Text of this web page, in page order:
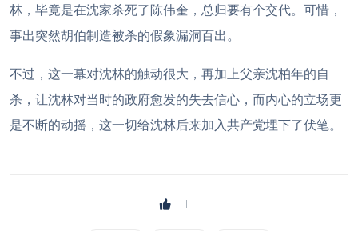
林，毕竟是在沈家杀死了陈伟奎，总归要有个交代。可惜，
事出突然胡伯制造被杀的假象漏洞百出。
不过，这一幕对沈林的触动很大，再加上父亲沈柏年的自
杀，让沈林对当时的政府愈发的失去信心，而内心的立场更
是不断的动摇，这一切给沈林后来加入共产党埋下了伏笔。